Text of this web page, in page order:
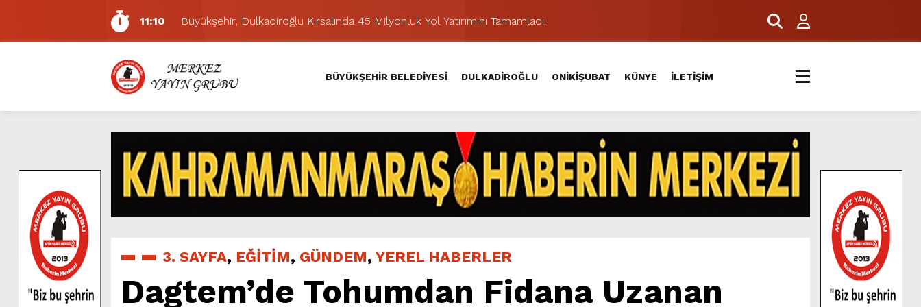
11:10
Büyükşehir, Dulkadiroğlu Kırsalında 45 Milyonluk Yol Yatırımını Tamamladı.
5:17
Uluslararası Bisiklet Yarışması’nda İkinci Etap Nefes Kesti.
5:15
Büyükşehir, Gazneliler Caddesi’nde Son Kat Asfalt Serimini Sürdürüyor.
6:54
Büyükşehir, Dulkadiroğlu Hacı Murat Caddesi’ni Asfalta Hazırlıyor.
6:53
Büyükşehir’den Dulkadiroğlu Kırsalına Değer Katan Yol Yatırımı.
6:50
Geleneksel Ağustos Fuarı’nda Eğlence ve Nostalji Bir Aradaydı.
6:48
Tevfik Kadıoğlu Kavşağı Yeni Düzenlemeyle Daha Akıcı Hale Geliyor.
10:21
Dedublüman KAFUM’da Müzik Ziyafeti Yaşatacak.
16:31
Yeşilçam’ın Efsanesi Ağustos Fuarı’nda Hayat Bulacak
11:14
Pazarcık’ta Yollar Büyükşehir’le Yenileniyor.
BÜYÜKŞEHİR BELEDİYESİ DULKADİROĞLU ONİKİŞUBAT KÜNYE İLETİŞİM
3. SAYFA, EĞİTİM, GÜNDEM, YEREL HABERLER
Dagtem’de Tohumdan Fidana Uzanan